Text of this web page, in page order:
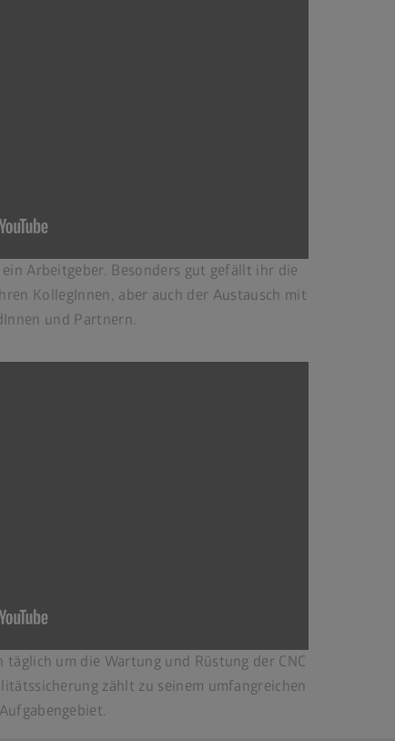
Arbeitgeber. Besonders gut gefällt ihr die
KollegInnen, aber auch der Austausch mit
und Partnern.
um die Wartung und Rüstung der CNC
zählt zu seinem umfangreichen
Aufgabengebiet.